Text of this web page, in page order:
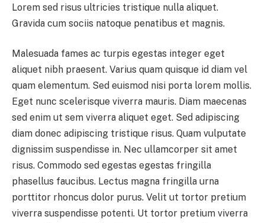
Lorem sed risus ultricies tristique nulla aliquet.
Gravida cum sociis natoque penatibus et magnis.
Malesuada fames ac turpis egestas integer eget
aliquet nibh praesent. Varius quam quisque id diam vel
quam elementum. Sed euismod nisi porta lorem mollis.
Eget nunc scelerisque viverra mauris. Diam maecenas
sed enim ut sem viverra aliquet eget. Sed adipiscing
diam donec adipiscing tristique risus. Quam vulputate
dignissim suspendisse in. Nec ullamcorper sit amet
risus. Commodo sed egestas egestas fringilla
phasellus faucibus. Lectus magna fringilla urna
porttitor rhoncus dolor purus. Velit ut tortor pretium
viverra suspendisse potenti. Ut tortor pretium viverra